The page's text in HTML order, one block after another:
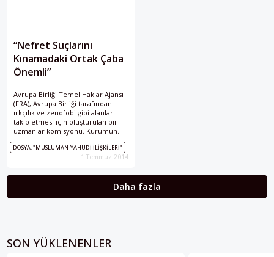
“Nefret Suçlarını
Kınamadaki Ortak Çaba
Önemli”
Avrupa Birliği Temel Haklar Ajansı
(FRA), Avrupa Birliği tarafından
ırkçılık ve zenofobi gibi alanları
takip etmesi için oluşturulan bir
uzmanlar komisyonu. Kurumun
İslamofobi alanındaki önde gelen
uzmanlarından Henri Nickels,
İslamofobi ve antisemitizme dair
DOSYA: "MÜSLÜMAN-YAHUDI İLIŞKILERI"
1 Temmuz 2014
Daha fazla
SON YÜKLENENLER